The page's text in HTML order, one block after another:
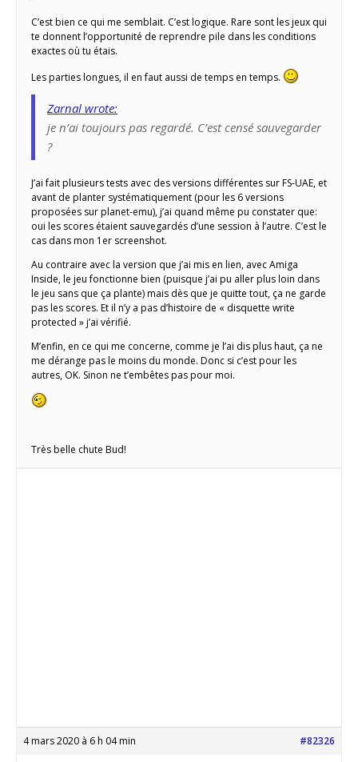
C’est bien ce qui me semblait. C’est logique. Rare sont les jeux qui
te donnent l’opportunité de reprendre pile dans les conditions
exactes où tu étais.
Les parties longues, il en faut aussi de temps en temps.
Zarnal wrote:
je n’ai toujours pas regardé. C’est censé sauvegarder
?
J’ai fait plusieurs tests avec des versions différentes sur FS-UAE, et
avant de planter systématiquement (pour les 6 versions
proposées sur planet-emu), j’ai quand même pu constater que:
oui les scores étaient sauvegardés d’une session à l’autre. C’est le
cas dans mon 1er screenshot.
Au contraire avec la version que j’ai mis en lien, avec Amiga
Inside, le jeu fonctionne bien (puisque j’ai pu aller plus loin dans
le jeu sans que ça plante) mais dès que je quitte tout, ça ne garde
pas les scores. Et il n’y a pas d’histoire de « disquette write
protected » j’ai vérifié.
M’enfin, en ce qui me concerne, comme je l’ai dis plus haut, ça ne
me dérange pas le moins du monde. Donc si c’est pour les
autres, OK. Sinon ne t’embêtes pas pour moi.
Très belle chute Bud!
4 mars 2020 à 6 h 04 min #82326